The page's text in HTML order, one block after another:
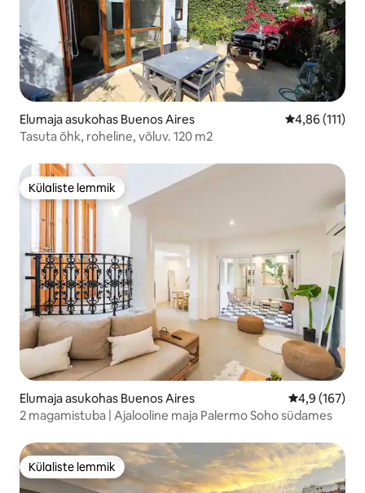
Elumaja asukohas Buenos Aires Keskmine
4,86 (111)
Tasuta õhk, roheline, võluv. 120 m2
Külaliste lemmik
Külaliste lemmik
Elumaja asukohas Buenos Aires Keskmine
4,9 (167)
2 magamistuba | Ajalooline maja Palermo Soho südames
Külaliste lemmik
Külaliste lemmik